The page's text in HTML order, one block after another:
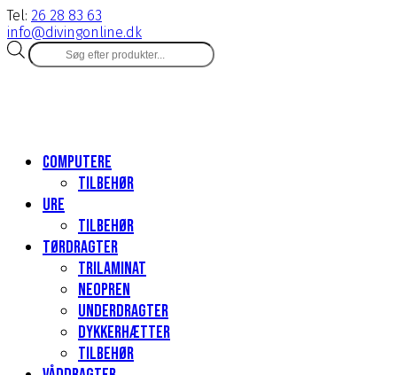
Tel: 26 28 83 63
info@divingonline.dk
Products
search
Computere
Tilbehør
Ure
Tilbehør
Tørdragter
Trilaminat
Neopren
Underdragter
Dykkerhætter
Tilbehør